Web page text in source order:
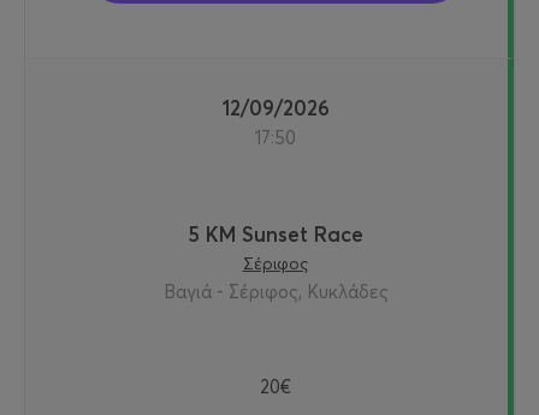
12/09/2026
17:50
5 KM Sunset Race
Σέριφος
Βαγιά - Σέριφος, Κυκλάδες
20€